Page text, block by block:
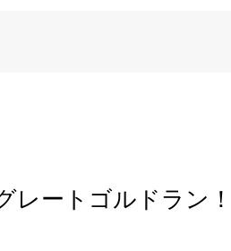
レートゴルドラン